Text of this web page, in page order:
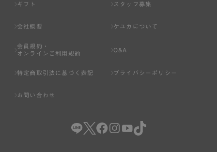
ギフト スタッフ募集
会社概要 ケユカについて
会員規約・
オンラインご利用規約
Q&A
特定商取引法に基づく表記 プライバシーポリシー
お問い合わせ